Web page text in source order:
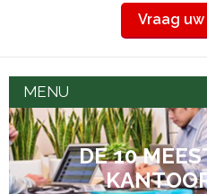
Vraag
MENU
DE 10